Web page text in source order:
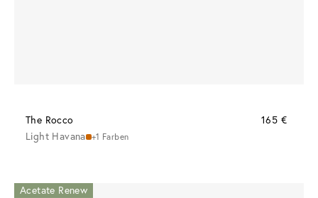
The Rocco
165 €
Light Havana +1 Farben
Acetate Renew